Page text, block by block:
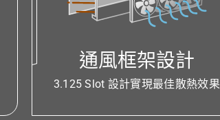
通風框架設計
3.125 Slot 設計實現最佳散熱效果